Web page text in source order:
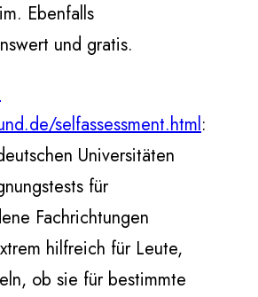
Ebenfalls
und gratis.
selfassessment.html:
Universitäten
für
Fachrichtungen
hilfreich für Leute,
ob sie für bestimmte